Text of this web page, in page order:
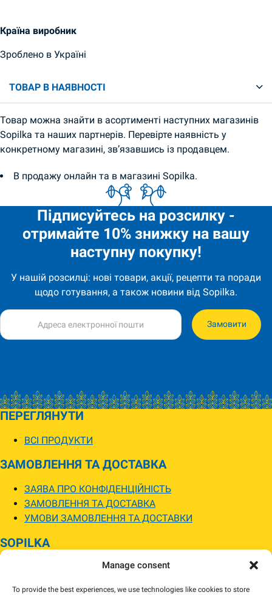
Manage consent
To provide the best experiences, we use technologies like cookies to store
Країна виробник
Зроблено в Україні
ТОВАР В НАЯВНОСТІ
Товар можна знайти в асортименті наступних магазинів
Sopilka та наших партнерів. Перевірте наявність у
конкретному магазині, зв’язавшись із продавцем.
В продажу онлайн та в магазині Sopilka.
Підписуйтесь на розсилку -
отримайте 10% знижку на вашу
наступну покупку!
У нашій розсилці: нові товари, акції, рецепти та поради
щодо готування, а також новини від Sopilka.
Замовити
ПЕРЕГЛЯНУТИ
ВСІ ПРОДУКТИ
ЗАМОВЛЕННЯ ТА ДОСТАВКА
ЗАЯВА ПРО КОНФІДЕНЦІЙНІСТЬ
ЗАМОВЛЕННЯ ТА ДОСТАВКА
УМОВИ ЗАМОВЛЕННЯ ТА ДОСТАВКИ
SOPILKA
МАГАЗИНИ SOPILKA